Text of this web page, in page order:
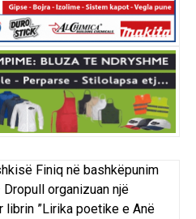
Finiq në bashkëpunim
organizuan një
”Lirika poetike e Anë